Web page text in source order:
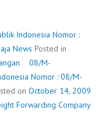
Indonesia Nomor :
News Posted in
08/M-
Nomor : 08/M-
on October 14, 2009
Forwarding Company